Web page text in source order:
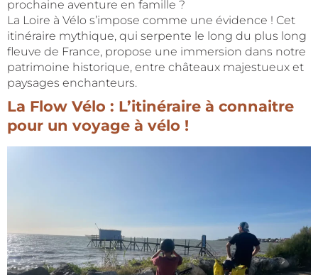
prochaine aventure en famille ?
La Loire à Vélo s’impose comme une évidence ! Cet
itinéraire mythique, qui serpente le long du plus long
fleuve de France, propose une immersion dans notre
patrimoine historique, entre châteaux majestueux et
paysages enchanteurs.
La Flow Vélo : L’itinéraire à connaitre
pour un voyage à vélo !